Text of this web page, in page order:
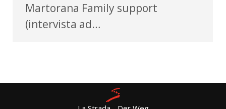
Martorana Family support
(intervista ad…